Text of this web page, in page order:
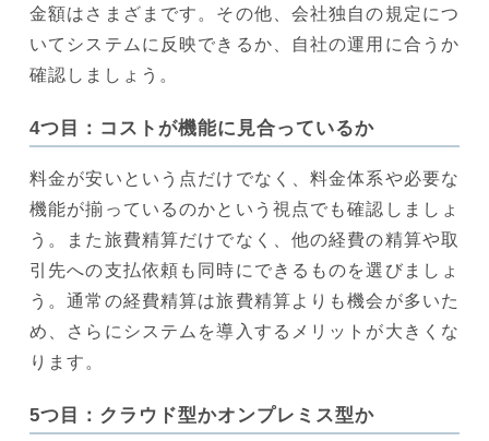
金額はさまざまです。その他、会社独自の規定につ
いてシステムに反映できるか、自社の運用に合うか
確認しましょう。
4つ目：コストが機能に見合っているか
料金が安いという点だけでなく、料金体系や必要な
機能が揃っているのかという視点でも確認しましょ
う。また旅費精算だけでなく、他の経費の精算や取
引先への支払依頼も同時にできるものを選びましょ
う。通常の経費精算は旅費精算よりも機会が多いた
め、さらにシステムを導入するメリットが大きくな
ります。
5つ目：クラウド型かオンプレミス型か